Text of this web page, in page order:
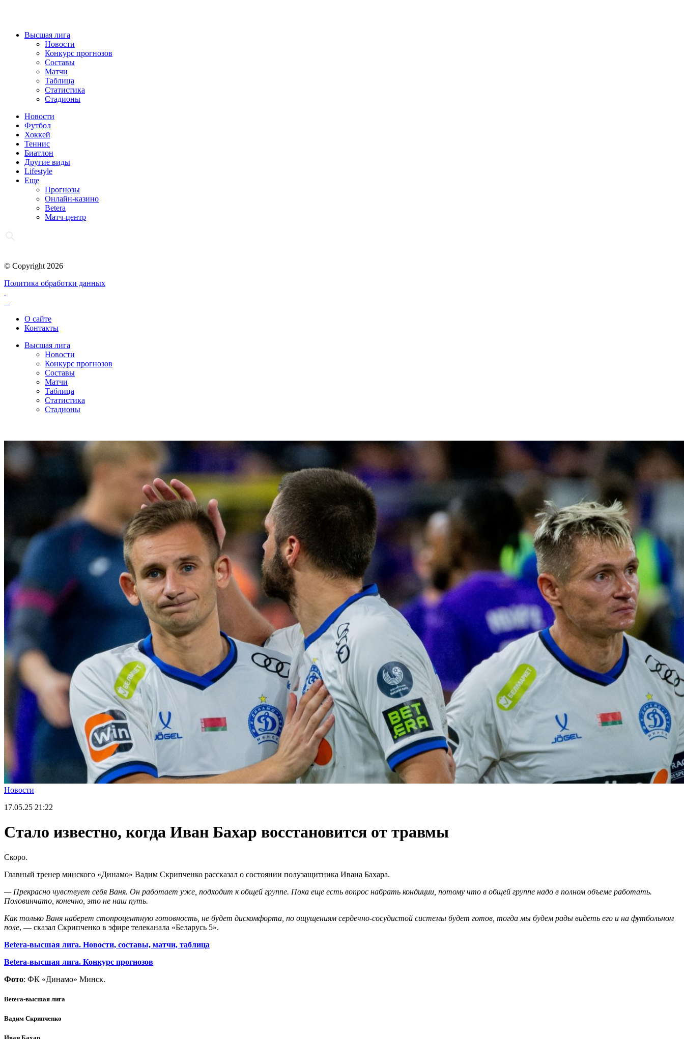
Высшая лига
Новости
Конкурс прогнозов
Составы
Матчи
Таблица
Статистика
Стадионы
Новости
Футбол
Хоккей
Теннис
Биатлон
Другие виды
Lifestyle
Еще
Прогнозы
Онлайн-казино
Betera
Матч-центр
© Copyright 2026
Политика обработки данных
О сайте
Контакты
Высшая лига
Новости
Конкурс прогнозов
Составы
Матчи
Таблица
Статистика
Стадионы
Новости
17.05.25 21:22
Стало известно, когда Иван Бахар восстановится от травмы
Скоро.
Главный тренер минского «Динамо» Вадим Скрипченко рассказал о состоянии полузащитника Ивана Бахара.
— Прекрасно чувствует себя Ваня. Он работает уже, подходит к общей группе. Пока еще есть вопрос набрать кондиции, потому что в общей группе надо в полном объеме работать.
Половинчато, конечно, это не наш путь.
Как только Ваня наберет стопроцентную готовность, не будет дискомфорта, по ощущениям сердечно-сосудистой системы будет готов, тогда мы будем рады видеть его и на футбольном
поле, — сказал Скрипченко в эфире телеканала «Беларусь 5».
Betera-высшая лига. Новости, составы, матчи, таблица
Betera-высшая лига. Конкурс прогнозов
Фото: ФК «Динамо» Минск.
Betera-высшая лига
Вадим Скрипченко